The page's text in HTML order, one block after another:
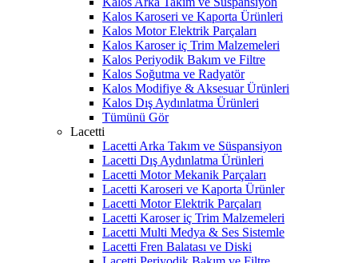
Kalos Karoseri ve Kaporta Ürünleri
Kalos Motor Elektrik Parçaları
Kalos Karoser iç Trim Malzemeleri
Kalos Periyodik Bakım ve Filtre
Kalos Soğutma ve Radyatör
Kalos Modifiye & Aksesuar Ürünleri
Kalos Dış Aydınlatma Ürünleri
Tümünü Gör
Lacetti
Lacetti Arka Takım ve Süspansiyon
Lacetti Dış Aydınlatma Ürünleri
Lacetti Motor Mekanik Parçaları
Lacetti Karoseri ve Kaporta Ürünler
Lacetti Motor Elektrik Parçaları
Lacetti Karoser iç Trim Malzemeleri
Lacetti Multi Medya & Ses Sistemle
Lacetti Fren Balatası ve Diski